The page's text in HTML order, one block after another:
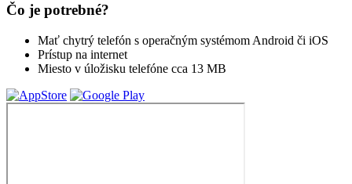
Čo je potrebné?
Mať chytrý telefón s operačným systémom Android či iOS
Prístup na internet
Miesto v úložisku telefóne cca 13 MB